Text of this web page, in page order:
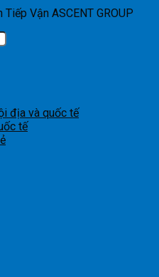
Vận ASCENT GROUP
địa và quốc tế
tế